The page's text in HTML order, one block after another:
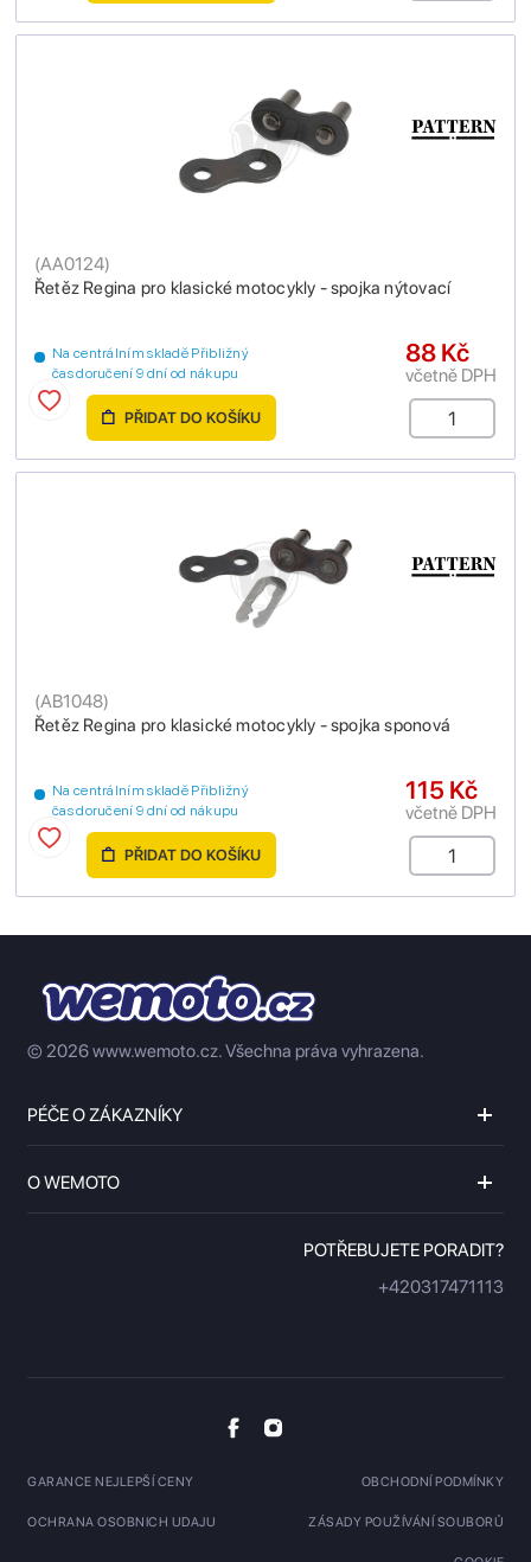
Řetěz Regina pro klasické motocykly - spojka nýtovací
(AA0124)
Na centrálním skladě Přibližný
čas doručení 9 dní od nákupu
88 Kč
včetně DPH
PŘIDAT DO KOŠÍKU
Řetěz Regina pro klasické motocykly - spojka sponová
(AB1048)
Na centrálním skladě Přibližný
čas doručení 9 dní od nákupu
115 Kč
včetně DPH
PŘIDAT DO KOŠÍKU
© 2026 www.wemoto.cz.Všechna práva vyhrazena.
PÉČE O ZÁKAZNÍKY
O WEMOTO
POTŘEBUJETE PORADIT?
+420317471113
GARANCE NEJLEPŠÍ CENY OBCHODNÍ PODMÍNKY
OCHRANA OSOBNICH UDAJU ZÁSADY POUŽÍVÁNÍ SOUBORŮ